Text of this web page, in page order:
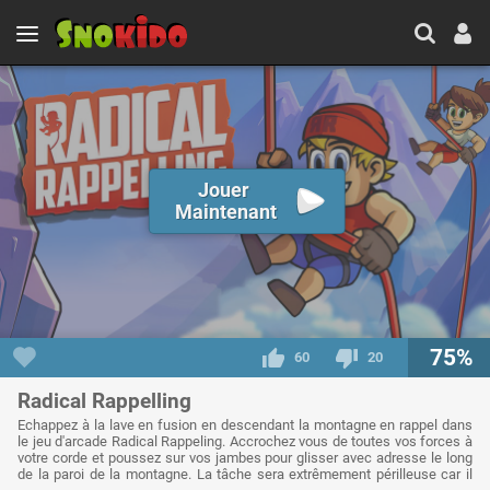
Jouer
Maintenant
60 20 75%
Radical Rappelling
Echappez à la lave en fusion en descendant la montagne en rappel dans
le jeu d'arcade Radical Rappeling. Accrochez vous de toutes vos forces à
votre corde et poussez sur vos jambes pour glisser avec adresse le long
de la paroi de la montagne. La tâche sera extrêmement périlleuse car il